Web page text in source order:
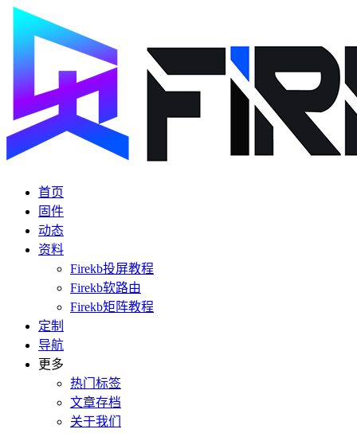
首页
固件
动态
资料
Firekb投屏教程
Firekb软路由
Firekb矩阵教程
定制
导航
更多
热门标签
文章存档
关于我们